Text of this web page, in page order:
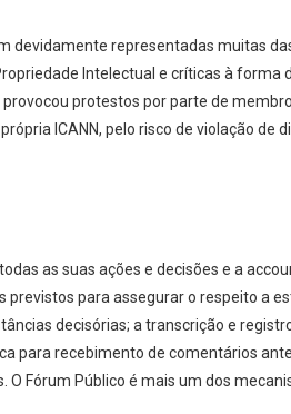
devidamente representadas muitas
Intelectual e críticas à forma
protestos por parte de
ICANN, pelo risco de violação de
as suas ações e decisões e a
previstos para assegurar o respeito a
decisórias; a transcrição e
para recebimento de comentários
Fórum Público é mais um dos